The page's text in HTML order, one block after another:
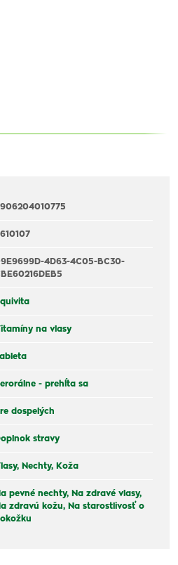
4D63-4C05-BC30-
na vlasy
- prehĺta sa
dospelých
stravy
Nechty, Koža
pevné nechty, Na zdravé vlasy,
zdravú kožu, Na starostlivosť o